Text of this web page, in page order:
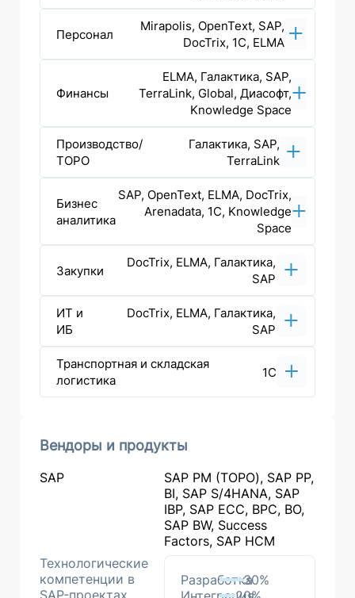
Персонал
Mirapolis, OpenText, SAP,
DocTrix, 1С, ELMA
Финансы
ELMA, Галактика, SAP,
TerraLink, Global, Диасофт,
Knowledge Space
Производство/
ТОРО
Галактика, SAP,
TerraLink
Бизнес
аналитика
SAP, OpenText, ELMA, DocTrix,
Arenadata, 1С, Knowledge
Space
Закупки
DocTrix, ELMA, Галактика,
SAP
ИТ и
ИБ
DocTrix, ELMA, Галактика,
SAP
Транспортная и складская
логистика
1С
Вендоры и продукты
SAP
SAP PM (ТОРО), SAP PP,
BI, SAP S/4HANA, SAP
IBP, SAP ECC, BPC, BO,
SAP BW, Success
Factors, SAP HCM
Технологические
компетенции в
SAP-проектах
Разработка30%